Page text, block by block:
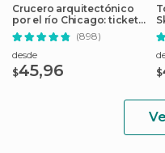
Crucero arquitectónico
por el río Chicago: ticket
sin colas
(898)
desde
$45,96
$